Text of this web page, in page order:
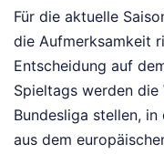
Für die aktuelle
die Aufmerksamkeit
Entscheidung auf
Spieltags werden die
Bundesliga stellen,
aus dem